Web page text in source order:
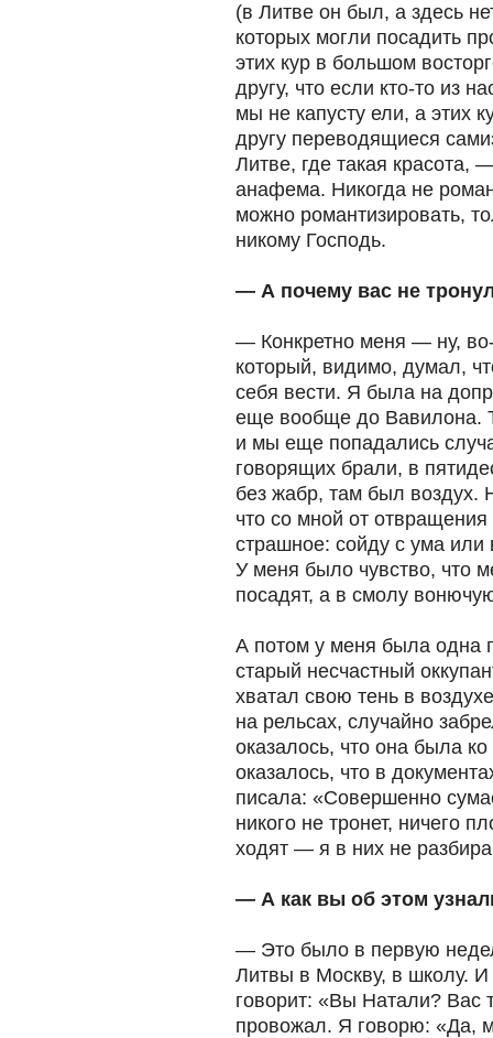
(в Литве он был, а здесь
которых могли посадить
этих кур в большом
другу, что если кто-то из
мы не капусту ели, а этих
другу переводящиеся
Литве, где такая красота,
анафема. Никогда не
можно романтизировать,
никому Господь.
— А почему вас не
— Конкретно меня — ну,
который, видимо, думал,
себя вести. Я была на
еще вообще до Вавилона.
и мы еще попадались
говорящих брали, в
без жабр, там был воздух.
что со мной от отвращения
страшное: сойду с ума или
У меня было чувство, что
посадят, а в смолу
А потом у меня была одна
старый несчастный
хватал свою тень в
на рельсах, случайно
оказалось, что она была
оказалось, что в
писала: «Совершенно
никого не тронет, ничего
ходят — я в них не
— А как вы об этом
— Это было в первую
Литвы в Москву, в школу.
говорит: «Вы Натали? Вас
провожал. Я говорю: «Да,